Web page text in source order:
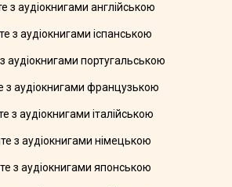
з аудіокнигами англійською
з аудіокнигами іспанською
аудіокнигами португальською
з аудіокнигами французькою
з аудіокнигами італійською
з аудіокнигами німецькою
з аудіокнигами японською